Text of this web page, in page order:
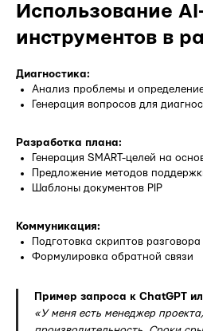
Использование
инструментов в
Диагностика:
Анализ проблемы и
Генерация вопросов для
Разработка плана:
Генерация SMART-целей на
Предложение методов
Шаблоны документов PIP
Коммуникация:
Подготовка скриптов разговора
Формулировка обратной связи
Пример запроса к ChatGPT
«У меня есть менеджер